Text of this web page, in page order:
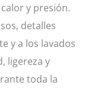
y presión.
detalles
y a los lavados
ligereza y
toda la